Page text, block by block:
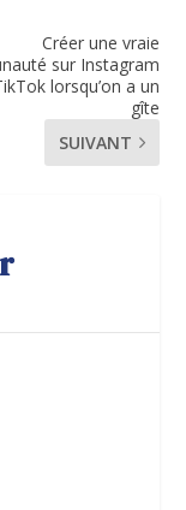
Créer une vraie
sur Instagram
lorsqu’on a un
gîte
SUIVANT